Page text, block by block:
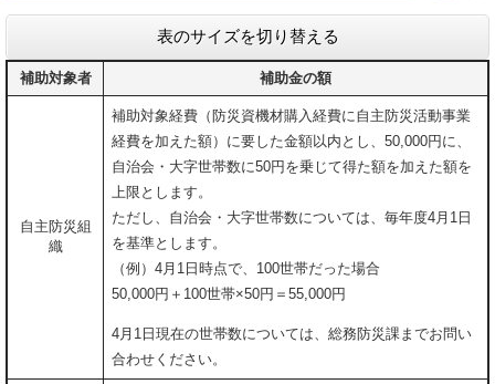
表のサイズを切り替える
補助対象者 補助金の額
自主防災組
織
補助対象経費（防災資機材購入経費に自主防災活動事業
経費を加えた額）に要した金額以内とし、50,000円に、
自治会・大字世帯数に50円を乗じて得た額を加えた額を
上限とします。
ただし、自治会・大字世帯数については、毎年度4月1日
を基準とします。
（例）4月1日時点で、100世帯だった場合
50,000円＋100世帯×50円＝55,000円
4月1日現在の世帯数については、総務防災課までお問い
合わせください。